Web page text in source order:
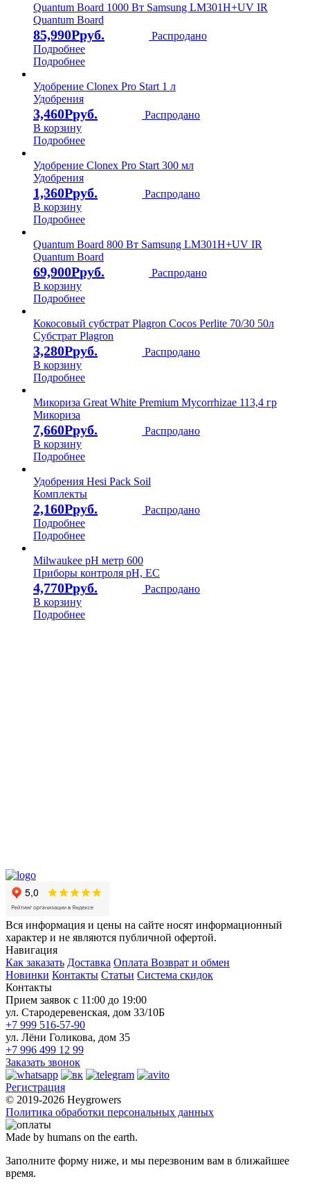
Quantum Board 1000 Вт Samsung LM301H+UV IR
Quantum Board
85,990Р
Распродано
Подробнее
Подробнее
Удобрение Clonex Pro Start 1 л
Удобрения
3,460Р
Распродано
В корзину
Подробнее
Удобрение Clonex Pro Start 300 мл
Удобрения
1,360Р
Распродано
В корзину
Подробнее
Quantum Board 800 Вт Samsung LM301H+UV IR
Quantum Board
69,900Р
Распродано
В корзину
Подробнее
Кокосовый субстрат Plagron Cocos Perlite 70/30 50л
Субстрат Plagron
3,280Р
Распродано
В корзину
Подробнее
Микориза Great White Premium Mycorrhizae 113,4 гр
Микориза
7,660Р
Распродано
В корзину
Подробнее
Удобрения Hesi Pack Soil
Комплекты
2,160Р
Распродано
Подробнее
Подробнее
Milwaukee pH метр 600
Приборы контроля pH, EC
4,770Р
Распродано
В корзину
Подробнее
Вся информация и цены на сайте носят информационный
характер и не являются публичной офертой.
Навигация
Как заказать Доставка Оплата Возврат и обмен
Новинки Контакты Статьи Система скидок
Контакты
Прием заявок с 11:00 до 19:00
ул. Стародеревенская, дом 33/10Б
+7 999 516-57-90
ул. Лёни Голикова, дом 35
+7 996 499 12 99
Заказать звонок
Регистрация
© 2019-2026 Heygrowers
Политика обработки персональных данных
Made by humans on the earth.
Заполните форму ниже, и мы перезвоним вам в ближайшее
время.